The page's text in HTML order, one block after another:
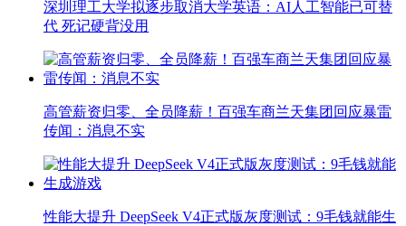
深圳理工大学拟逐步取消大学英语：AI人工智能已可替
代 死记硬背没用
高管薪资归零、全员降薪！百强车商兰天集团回应暴雷
传闻：消息不实
性能大提升 DeepSeek V4正式版灰度测试：9毛钱就能生